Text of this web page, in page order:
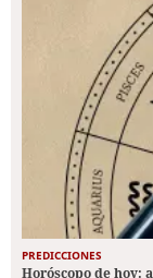
PREDICCIONES
Horóscopo de hoy: